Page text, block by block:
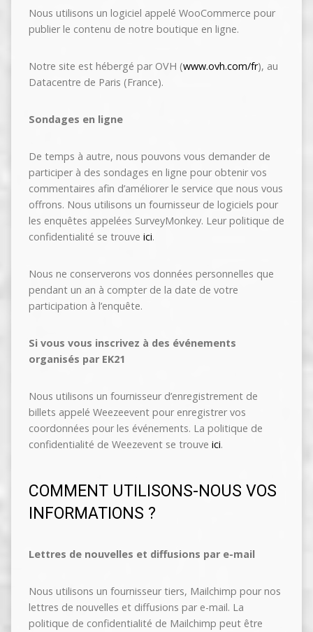
Nous utilisons un logiciel appelé WooCommerce pour
publier le contenu de notre boutique en ligne.
Notre site est hébergé par OVH (www.ovh.com/fr), au
Datacentre de Paris (France).
Sondages en ligne
De temps à autre, nous pouvons vous demander de
participer à des sondages en ligne pour obtenir vos
commentaires afin d’améliorer le service que nous vous
offrons. Nous utilisons un fournisseur de logiciels pour
les enquêtes appelées SurveyMonkey. Leur politique de
confidentialité se trouve ici.
Nous ne conserverons vos données personnelles que
pendant un an à compter de la date de votre
participation à l’enquête.
Si vous vous inscrivez à des événements
organisés par EK21
Nous utilisons un fournisseur d’enregistrement de
billets appelé Weezeevent pour enregistrer vos
coordonnées pour les événements. La politique de
confidentialité de Weezevent se trouve ici.
COMMENT UTILISONS-NOUS VOS
INFORMATIONS ?
Lettres de nouvelles et diffusions par e-mail
Nous utilisons un fournisseur tiers, Mailchimp pour nos
lettres de nouvelles et diffusions par e-mail. La
politique de confidentialité de Mailchimp peut être